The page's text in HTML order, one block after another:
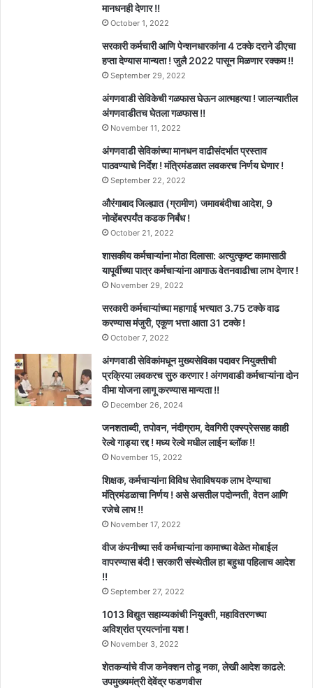
मानधनही देणार !!
October 1, 2022
सरकारी कर्मचारी आणि पेन्शनधारकांना 4 टक्के दराने डीएचा
हप्ता देण्यास मान्यता ! जुलै 2022 पासून मिळणार रक्कम !!
September 29, 2022
अंगणवाडी सेविकेची गळफास घेऊन आत्महत्या ! जालन्यातील
अंगणवाडीतच घेतला गळफास !!
November 11, 2022
अंगणवाडी सेविकांच्या मानधन वाढीसंदर्भात प्रस्ताव
पाठवण्याचे निर्देश ! मंत्रिमंडळात लवकरच निर्णय घेणार !
September 22, 2022
औरंगाबाद जिल्ह्यात (ग्रामीण) जमावबंदीचा आदेश, 9
नोव्हेंबरपर्यंत कडक निर्बंध !
October 21, 2022
शासकीय कर्मचाऱ्यांना मोठा दिलासा: अत्युत्कृष्ट कामासाठी
यापूर्वीच्या पात्र कर्मचाऱ्यांना आगाऊ वेतनवाढीचा लाभ देणार !
November 29, 2022
सरकारी कर्मचाऱ्यांच्या महागाई भत्त्यात 3.75 टक्के वाढ
करण्यास मंजुरी, एकूण भत्ता आता 31 टक्के !
October 7, 2022
अंगणवाडी सेविकांमधून मुख्यसेविका पदावर नियुक्तीची
प्रक्रिया लवकरच सुरु करणार ! अंगणवाडी कर्मचाऱ्यांना दोन
वीमा योजना लागू करण्यास मान्यता !!
December 26, 2024
जनशताब्दी, तपोवन, नंदीग्राम, देवगिरी एक्स्प्रेससह काही
रेल्वे गाड्या रद्द ! मध्य रेल्वे मधील लाईन ब्लॉक !!
November 15, 2022
शिक्षक, कर्मचाऱ्यांना विविध सेवाविषयक लाभ देण्याचा
मंत्रिमंडळाचा निर्णय ! असे असतील पदोन्नती, वेतन आणि
रजेचे लाभ !!
November 17, 2022
वीज कंपनीच्या सर्व कर्मचाऱ्यांना कामाच्या वेळेत मोबाईल
वापरण्यास बंदी ! सरकारी संस्थेतील हा बहुधा पहिलाच आदेश
!!
September 27, 2022
1013 विद्युत सहाय्यकांची नियुक्ती, महावितरणच्या
अविश्रांत प्रयत्नांना यश !
November 3, 2022
शेतकऱ्यांचे वीज कनेक्शन तोडू नका, लेखी आदेश काढले:
उपमुख्यमंत्री देवेंद्र फडणवीस